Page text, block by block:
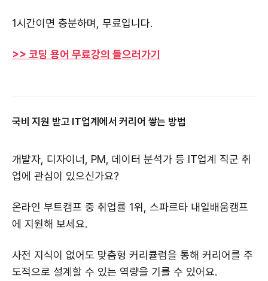
1시간이면 충분하며, 무료입니다.
>> 코딩 용어 무료강의 들으러가기
국비 지원 받고 IT업계에서 커리어 쌓는 방법
개발자, 디자이너, PM, 데이터 분석가 등 IT업계 직군 취
업에 관심이 있으신가요?
온라인 부트캠프 중 취업률 1위, 스파르타 내일배움캠프
에 지원해 보세요.
사전 지식이 없어도 맞춤형 커리큘럼을 통해 커리어를 주
도적으로 설계할 수 있는 역량을 기를 수 있어요.